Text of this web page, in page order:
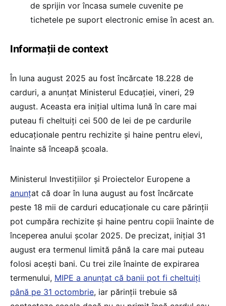
de sprijin vor încasa sumele cuvenite pe
tichetele pe suport electronic emise în acest an.
Informații de context
În luna august 2025 au fost încărcate 18.228 de
carduri, a anunțat Ministerul Educației, vineri, 29
august. Aceasta era inițial ultima lună în care mai
puteau fi cheltuiți cei 500 de lei de pe cardurile
educaționale pentru rechizite și haine pentru elevi,
înainte să înceapă școala.
Ministerul Investițiilor și Proiectelor Europene a
anunțat că doar în luna august au fost încărcate
peste 18 mii de carduri educaționale cu care părinții
pot cumpăra rechizite și haine pentru copii înainte de
începerea anului școlar 2025. De precizat, inițial 31
august era termenul limită până la care mai puteau
folosi acești bani. Cu trei zile înainte de expirarea
termenului, MIPE a anunțat că banii pot fi cheltuiți
până pe 31 octombrie, iar părinții trebuie să